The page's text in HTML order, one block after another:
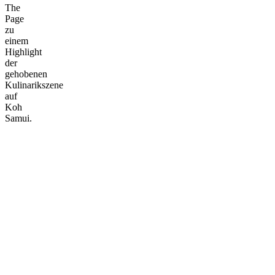
The
Page
zu
einem
Highlight
der
gehobenen
Kulinarikszene
auf
Koh
Samui.